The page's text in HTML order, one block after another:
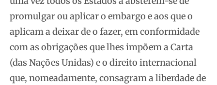
promulgar ou aplicar o embargo e aos que o
aplicam a deixar de o fazer, em conformidade
com as obrigações que lhes impõem a Carta
(das Nações Unidas) e o direito internacional
que, nomeadamente, consagram a liberdade de